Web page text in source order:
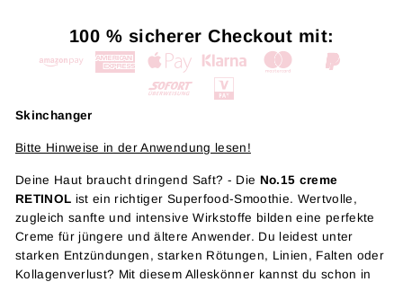
100 % sicherer Checkout mit:
Skinchanger
Bitte Hinweise in der Anwendung lesen!
Deine Haut braucht dringend Saft? - Die No.15 creme
RETINOL ist ein richtiger Superfood-Smoothie. Wertvolle,
zugleich sanfte und intensive Wirkstoffe bilden eine perfekte
Creme für jüngere und ältere Anwender. Du leidest unter
starken Entzündungen, starken Rötungen, Linien, Falten oder
Kollagenverlust? Mit diesem Alleskönner kannst du schon in